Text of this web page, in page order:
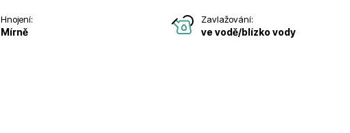
Hnojení:
Mírně
Zavlažování:
ve vodě/blízko vody